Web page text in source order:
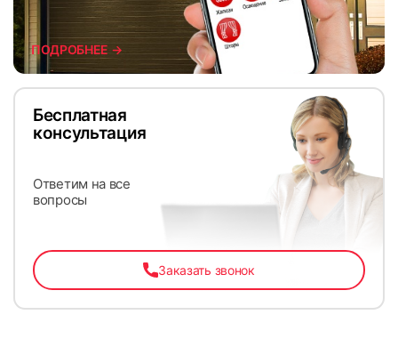
ПОДРОБНЕЕ →
Бесплатная
консультация
Ответим на все
вопросы
Заказать звонок